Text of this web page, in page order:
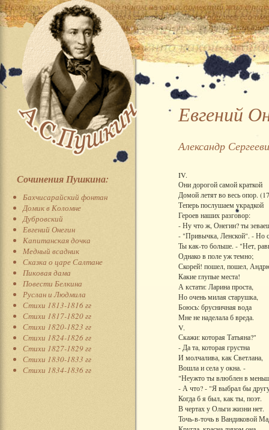
Сочинения Пушкина:
Бахчисарайский фонтан
Домик в Коломне
Дубровский
Евгений Онегин
Капитанская дочка
Медный всадник
Сказка о царе Салтане
Пиковая дама
Повести Белкина
Руслан и Людмила
Стихи 1813-1816 гг
Стихи 1817-1820 гг
Стихи 1820-1823 гг
Стихи 1824-1826 гг
Стихи 1827-1829 гг
Стихи 1830-1833 гг
Стихи 1834-1836 гг
Евгений
Александр
IV.
Они дорогой самой краткой
Домой летят во весь опор.
Теперь послушаем украдкой
Героев наших разговор:
- Ну что ж, Онегин? ты
- "Привычка, Ленской". - Но
Ты как-то больше. - "Нет,
Однако в поле уж темно;
Скорей! пошел, пошел,
Какие глупые места!
А кстати: Ларина проста,
Но очень милая старушка,
Боюсь: брусничная вода
Мне не наделала б вреда.
V.
Скажи: которая Татьяна?"
- Да та, которая грустна
И молчалива, как Светлана,
Вошла и села у окна. -
"Неужто ты влюблен в
- А что? - "Я выбрал бы
Когда б я был, как ты, поэт.
В чертах у Ольги жизни нет.
Точь-в-точь в Вандиковой